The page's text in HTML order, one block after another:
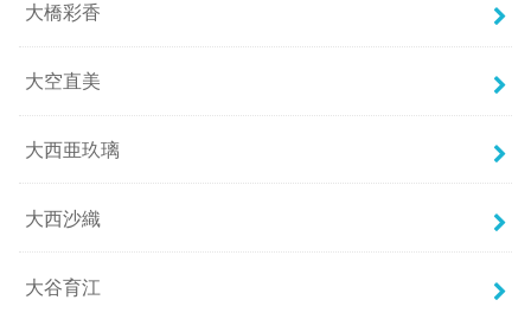
大橋彩香
大空直美
大西亜玖璃
大西沙織
大谷育江